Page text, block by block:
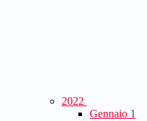
2022
Gennaio 1